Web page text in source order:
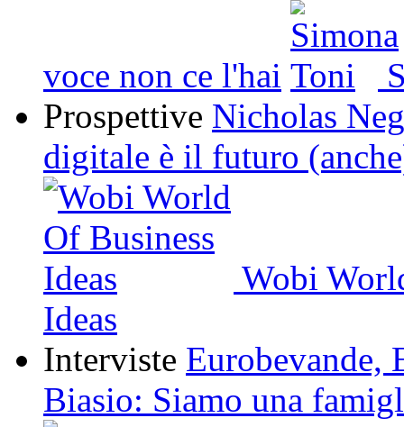
voce non ce l'hai
Prospettive Nicholas
digitale è il futuro
Wobi
Ideas
Interviste Eurobevande,
Biasio: Siamo una